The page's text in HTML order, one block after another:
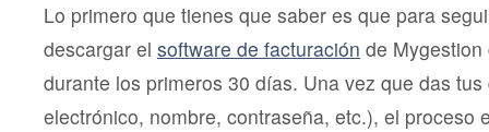
Lo primero que tienes que saber es que para
descargar el software de facturación de
durante los primeros 30 días. Una vez que das
electrónico, nombre, contraseña, etc.), el proceso